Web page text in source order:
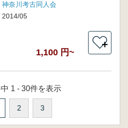
神奈川考古同人会
2014/05
1,100 円~
＋
1 - 30件を表示
2 3